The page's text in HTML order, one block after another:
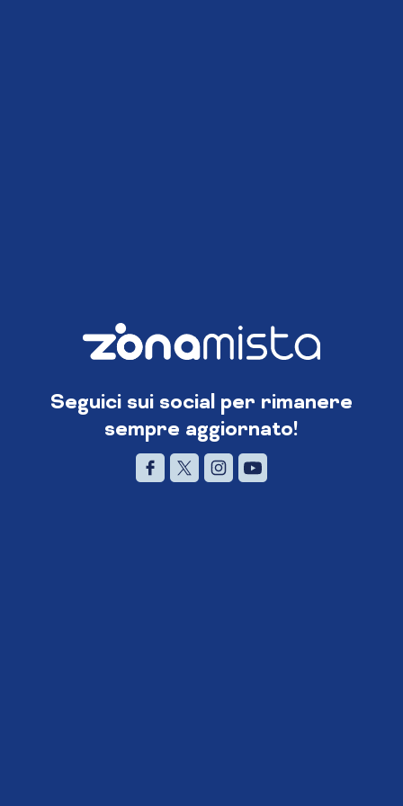
Seguici sui social per rimanere
sempre aggiornato!